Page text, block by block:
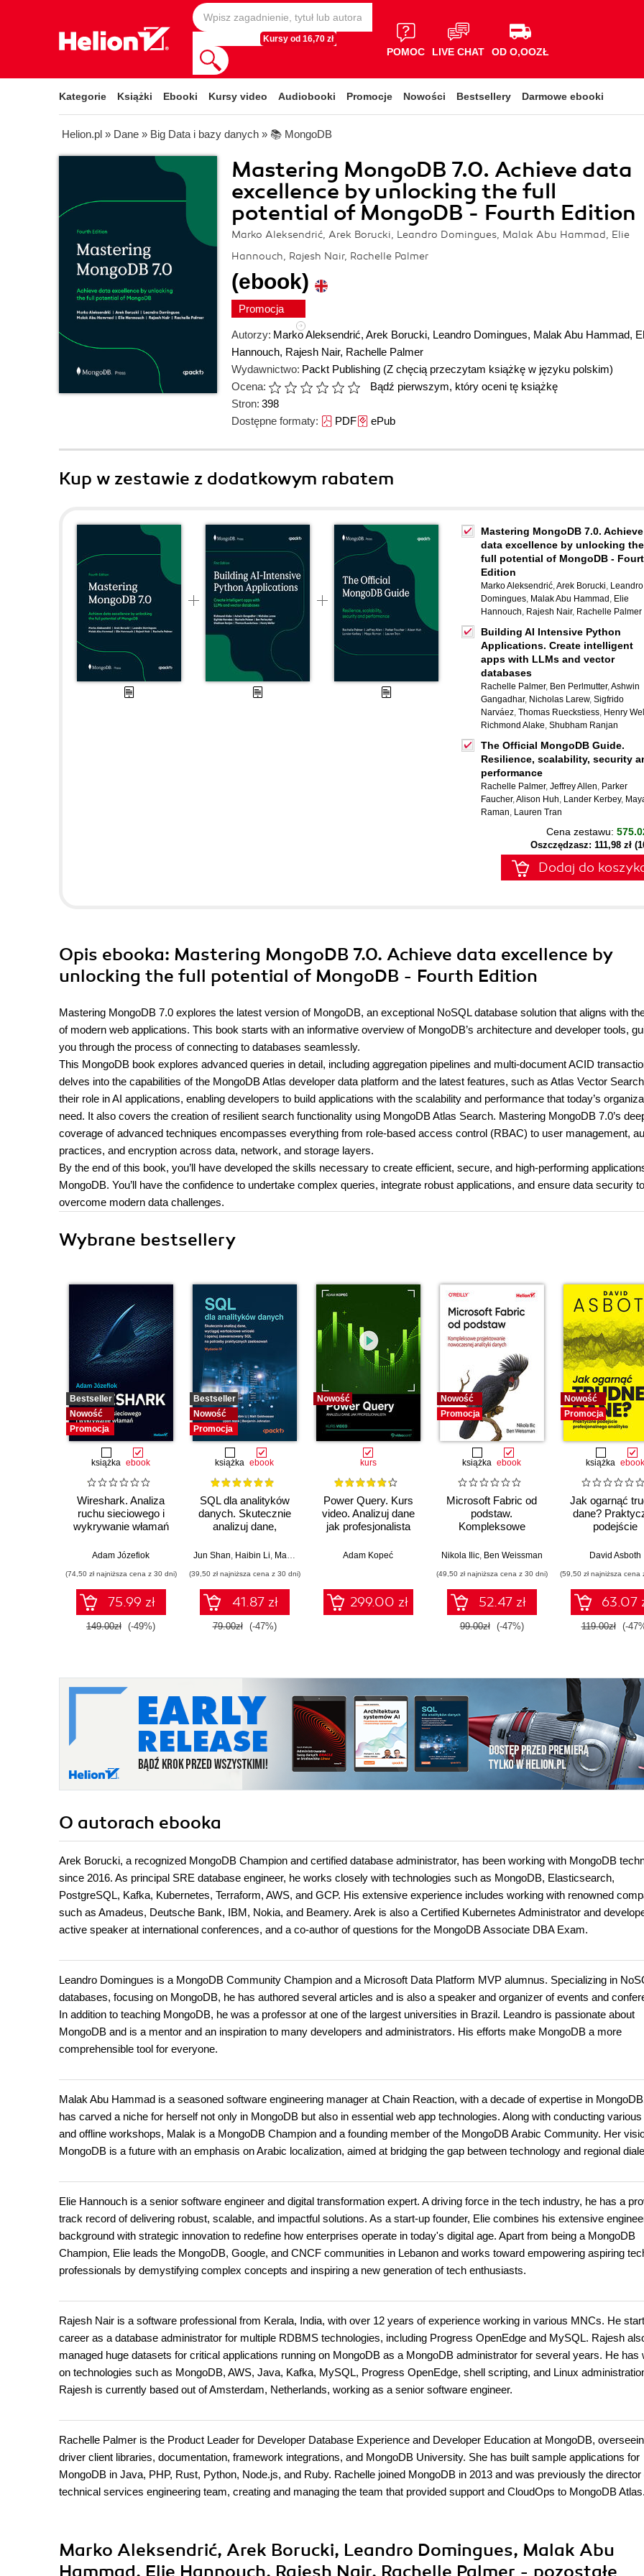
Kursy od 16,70 zł
POMOC LIVE CHAT OD O,OOZŁ
Kategorie Książki Ebooki Kursy video Audiobooki Promocje Nowości Bestsellery Darmowe ebooki
Helion.pl » Dane » Big Data i bazy danych » 📚 MongoDB
Mastering MongoDB 7.0. Achieve data
excellence by unlocking the full
potential of MongoDB - Fourth Edition
Marko Aleksendrić, Arek Borucki, Leandro Domingues, Malak Abu Hammad, Elie
Hannouch, Rajesh Nair, Rachelle Palmer
(ebook)
Promocja
Autorzy: Marko Aleksendrić, Arek Borucki, Leandro Domingues, Malak Abu Hammad,
Hannouch, Rajesh Nair, Rachelle Palmer
Wydawnictwo: Packt Publishing (Z chęcią przeczytam książkę w języku polskim)
Ocena:
Bądź pierwszym, który oceni tę książkę
Stron: 398
Dostępne formaty: PDFePub
Kup w zestawie z dodatkowym rabatem
Mastering MongoDB 7.0. Achieve
data excellence by unlocking the
full potential of MongoDB -
Edition
Marko Aleksendrić,Arek Borucki, Leandro
Domingues, Malak Abu Hammad , Elie
Hannouch, Rajesh Nair, Rachelle Palmer
Building AI Intensive Python
Applications. Create intelligent
apps with LLMs and vector
databases
Rachelle Palmer, Ben Perlmutter,Ashwin
Gangadhar, Nicholas Larew, Sigfrido
Narváez, Thomas Rueckstiess, Henry
Richmond Alake, Shubham Ranjan
The Official MongoDB Guide.
Resilience, scalability, security
performance
Rachelle Palmer, Jeffrey Allen, Parker
Faucher,Alison Huh, Lander Kerbey,
Raman, Lauren Tran
Cena zestawu:
Oszczędzasz: 111,98 zł
Dodaj do
Opis ebooka: Mastering MongoDB 7.0. Achieve data excellence by
unlocking the full potential of MongoDB - Fourth Edition
Mastering MongoDB 7.0 explores the latest version of MongoDB, an exceptional NoSQL database solution that aligns with
of modern web applications. This book starts with an informative overview of MongoDB’s architecture and developer tools,
you through the process of connecting to databases seamlessly.
This MongoDB book explores advanced queries in detail, including aggregation pipelines and multi-document ACID
delves into the capabilities of the MongoDB Atlas developer data platform and the latest features, such as Atlas Vector
their role in AI applications, enabling developers to build applications with the scalability and performance that today’s
need. It also covers the creation of resilient search functionality using MongoDB Atlas Search. Mastering MongoDB 7.0’s
coverage of advanced techniques encompasses everything from role-based access control (RBAC) to user management,
practices, and encryption across data, network, and storage layers.
By the end of this book, you’ll have developed the skills necessary to create efficient, secure, and high-performing
MongoDB. You’ll have the confidence to undertake complex queries, integrate robust applications, and ensure data security to
overcome modern data challenges.
Wybrane bestsellery
Bestseller
Nowość
Promocja
książka ebook
Wireshark. Analiza
ruchu sieciowego i
wykrywanie włamań
Adam Józefiok
(74,50 zł najniższa cena z 30 dni)
75.99 zł
149.00zł (-49%)
Bestseller
Nowość
Promocja
książka ebook
SQL dla analityków
danych. Skutecznie
analizuj dane,
wartościowe wnioski i
zaawansowany SQL
na potrzeby
praktycznych
zastosowań.
Wydanie IV
Jun Shan, Haibin Li, Matt Goldwasser ,Upom Malik, Benjamin Johnston
(39,50 zł najniższa cena z 30 dni)
41.87 zł
79.00zł (-47%)
Nowość
kurs
Power Query. Kurs
video. Analizuj dane
jak profesjonalista
Adam Kopeć
299.00 zł
Nowość
Promocja
książka ebook
Microsoft Fabric od
podstaw.
Kompleksowe
nowoczesnej
Nikola Ilic, Ben Weissman
(49,50 zł najniższa cena z 30 dni)
52.47 zł
99.00zł (-47%)
Nowość
Promocja
książka ebook
Jak ogarnąć
dane?
podejście
analityka
David Asboth
(59,50 zł najniższa cena
63.07
119.00zł (-
O autorach ebooka
Arek Borucki, a recognized MongoDB Champion and certified database administrator, has been working with MongoDB
since 2016. As principal SRE database engineer, he works closely with technologies such as MongoDB, Elasticsearch,
PostgreSQL, Kafka, Kubernetes, Terraform, AWS, and GCP. His extensive experience includes working with renowned
such as Amadeus, Deutsche Bank, IBM, Nokia, and Beamery. Arek is also a Certified Kubernetes Administrator and
active speaker at international conferences, and a co-author of questions for the MongoDB Associate DBA Exam.
Leandro Domingues is a MongoDB Community Champion and a Microsoft Data Platform MVP alumnus. Specializing in
databases, focusing on MongoDB, he has authored several articles and is also a speaker and organizer of events and
In addition to teaching MongoDB, he was a professor at one of the largest universities in Brazil. Leandro is passionate about
MongoDB and is a mentor and an inspiration to many developers and administrators. His efforts make MongoDB a more
comprehensible tool for everyone.
Malak Abu Hammad is a seasoned software engineering manager at Chain Reaction, with a decade of expertise in
has carved a niche for herself not only in MongoDB but also in essential web app technologies. Along with conducting various
and offline workshops, Malak is a MongoDB Champion and a founding member of the MongoDB Arabic Community. Her
MongoDB is a future with an emphasis on Arabic localization, aimed at bridging the gap between technology and regional
Elie Hannouch is a senior software engineer and digital transformation expert. A driving force in the tech industry, he has a
track record of delivering robust, scalable, and impactful solutions. As a start-up founder, Elie combines his extensive
background with strategic innovation to redefine how enterprises operate in today's digital age. Apart from being a MongoDB
Champion, Elie leads the MongoDB, Google, and CNCF communities in Lebanon and works toward empowering aspiring
professionals by demystifying complex concepts and inspiring a new generation of tech enthusiasts.
Rajesh Nair is a software professional from Kerala, India, with over 12 years of experience working in various MNCs. He
career as a database administrator for multiple RDBMS technologies, including Progress OpenEdge and MySQL. Rajesh
managed huge datasets for critical applications running on MongoDB as a MongoDB administrator for several years. He has
on technologies such as MongoDB, AWS, Java, Kafka, MySQL, Progress OpenEdge, shell scripting, and Linux
Rajesh is currently based out of Amsterdam, Netherlands, working as a senior software engineer.
Rachelle Palmer is the Product Leader for Developer Database Experience and Developer Education at MongoDB,
driver client libraries, documentation, framework integrations, and MongoDB University. She has built sample applications for
MongoDB in Java, PHP, Rust, Python, Node.js, and Ruby. Rachelle joined MongoDB in 2013 and was previously the director
technical services engineering team, creating and managing the team that provided support and CloudOps to MongoDB Atlas.
Marko Aleksendrić, Arek Borucki, Leandro Domingues, Malak Abu